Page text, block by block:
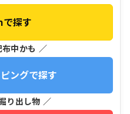
探す
中かも ／
ングで探す
り出し物 ／